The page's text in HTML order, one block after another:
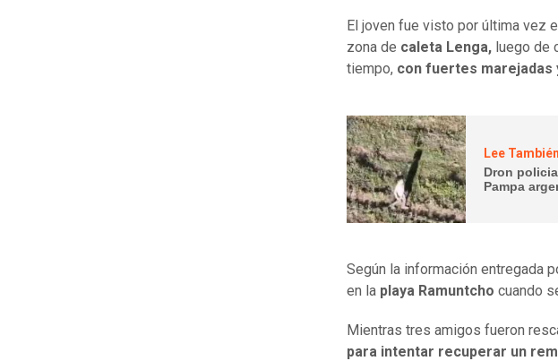
El joven fue visto por última vez
zona de caleta Lenga, luego de
tiempo, con fuertes marejadas
Lee
Dron
Pampa
Según la información entregada
en la playa Ramuntcho cuando
Mientras tres amigos fueron
para intentar recuperar un